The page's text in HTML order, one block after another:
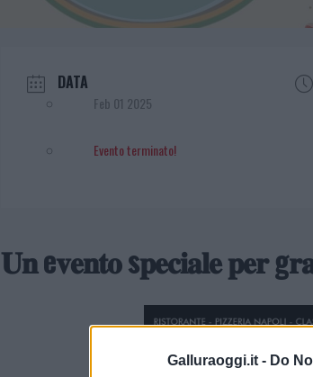
Galluraoggi.it - Do
DATA
Feb 01 2025
Evento terminato!
𝐔𝐧 e𝐯𝐞𝐧𝐭𝐨 s𝐩𝐞𝐜𝐢𝐚𝐥𝐞 𝐩𝐞𝐫